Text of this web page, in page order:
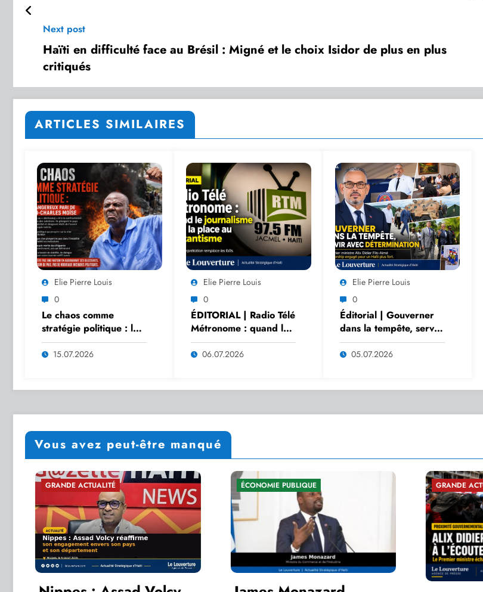
Next post
Haïti en difficulté face au Brésil : Migné et le choix Isidor de plus en plus
critiqués
ARTICLES SIMILAIRES
Elie Pierre Louis
0
Le chaos comme
stratégie politique : le
dangereux pari de
Jean-Charles Moïse
15.07.2026
Elie Pierre Louis
0
ÉDITORIAL | Radio Télé
Métronome : quand le
journalisme cède la
place au militantisme
06.07.2026
Elie Pierre Louis
0
Éditorial | Gouverner
dans la tempête, servir
avec détermination
05.07.2026
Vous avez peut-être manqué
ÉCONOMIE PUBLIQUE GRANDE ACTUALITÉ